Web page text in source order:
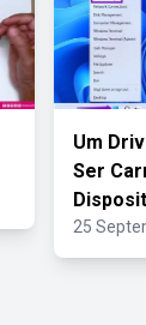
Um
Ser
25